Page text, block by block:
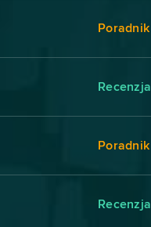
Poradnik
Recenzja
Poradnik
Recenzja